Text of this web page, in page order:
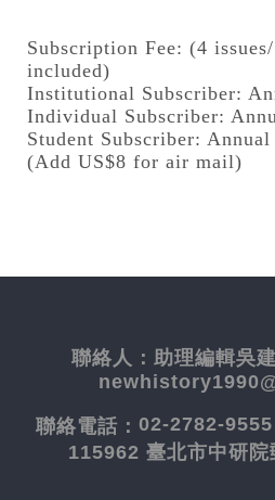
Subscription Fee: (4
included)
Institutional Subscriber:
Individual Subscriber:
Student Subscriber: Annual
(Add US$8 for air mail)
聯絡人： 助理編輯
聯絡電話： 02-2782-
115962 臺北市中研